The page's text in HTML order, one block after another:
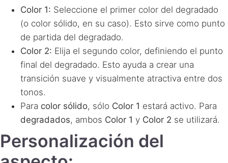
Color 1: Seleccione el primer color del degradado
(o color sólido, en su caso). Esto sirve como punto
de partida del degradado.
Color 2: Elija el segundo color, definiendo el punto
final del degradado. Esto ayuda a crear una
transición suave y visualmente atractiva entre dos
tonos.
Para color sólido, sólo Color 1 estará activo. Para
degradados, ambos Color 1 y Color 2 se utilizará.
Personalización del